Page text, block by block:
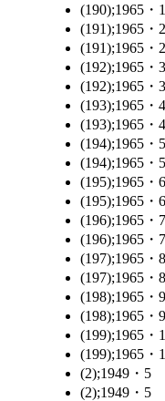
(190);1965・1
(191);1965・2
(191);1965・2
(192);1965・3
(192);1965・3
(193);1965・4
(193);1965・4
(194);1965・5
(194);1965・5
(195);1965・6
(195);1965・6
(196);1965・7
(196);1965・7
(197);1965・8
(197);1965・8
(198);1965・9
(198);1965・9
(199);1965・
(199);1965・
(2);1949・5
(2);1949・5